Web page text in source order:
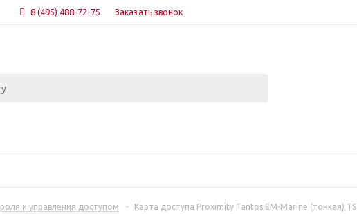
8 (495) 488-72-75 Заказать звонок
и управления доступом - Карта доступа Proximity Tantos EM-Marine (тонкая) TS